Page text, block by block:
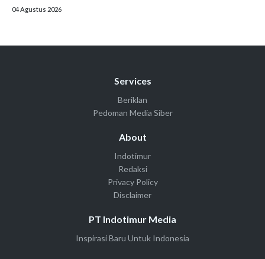
04 Agustus 2026
Services
Beriklan
Pedoman Media Siber
About
Indotimur
Redaksi
Privacy Policy
Disclaimer
PT Indotimur Media
Inspirasi Baru Untuk Indonesia